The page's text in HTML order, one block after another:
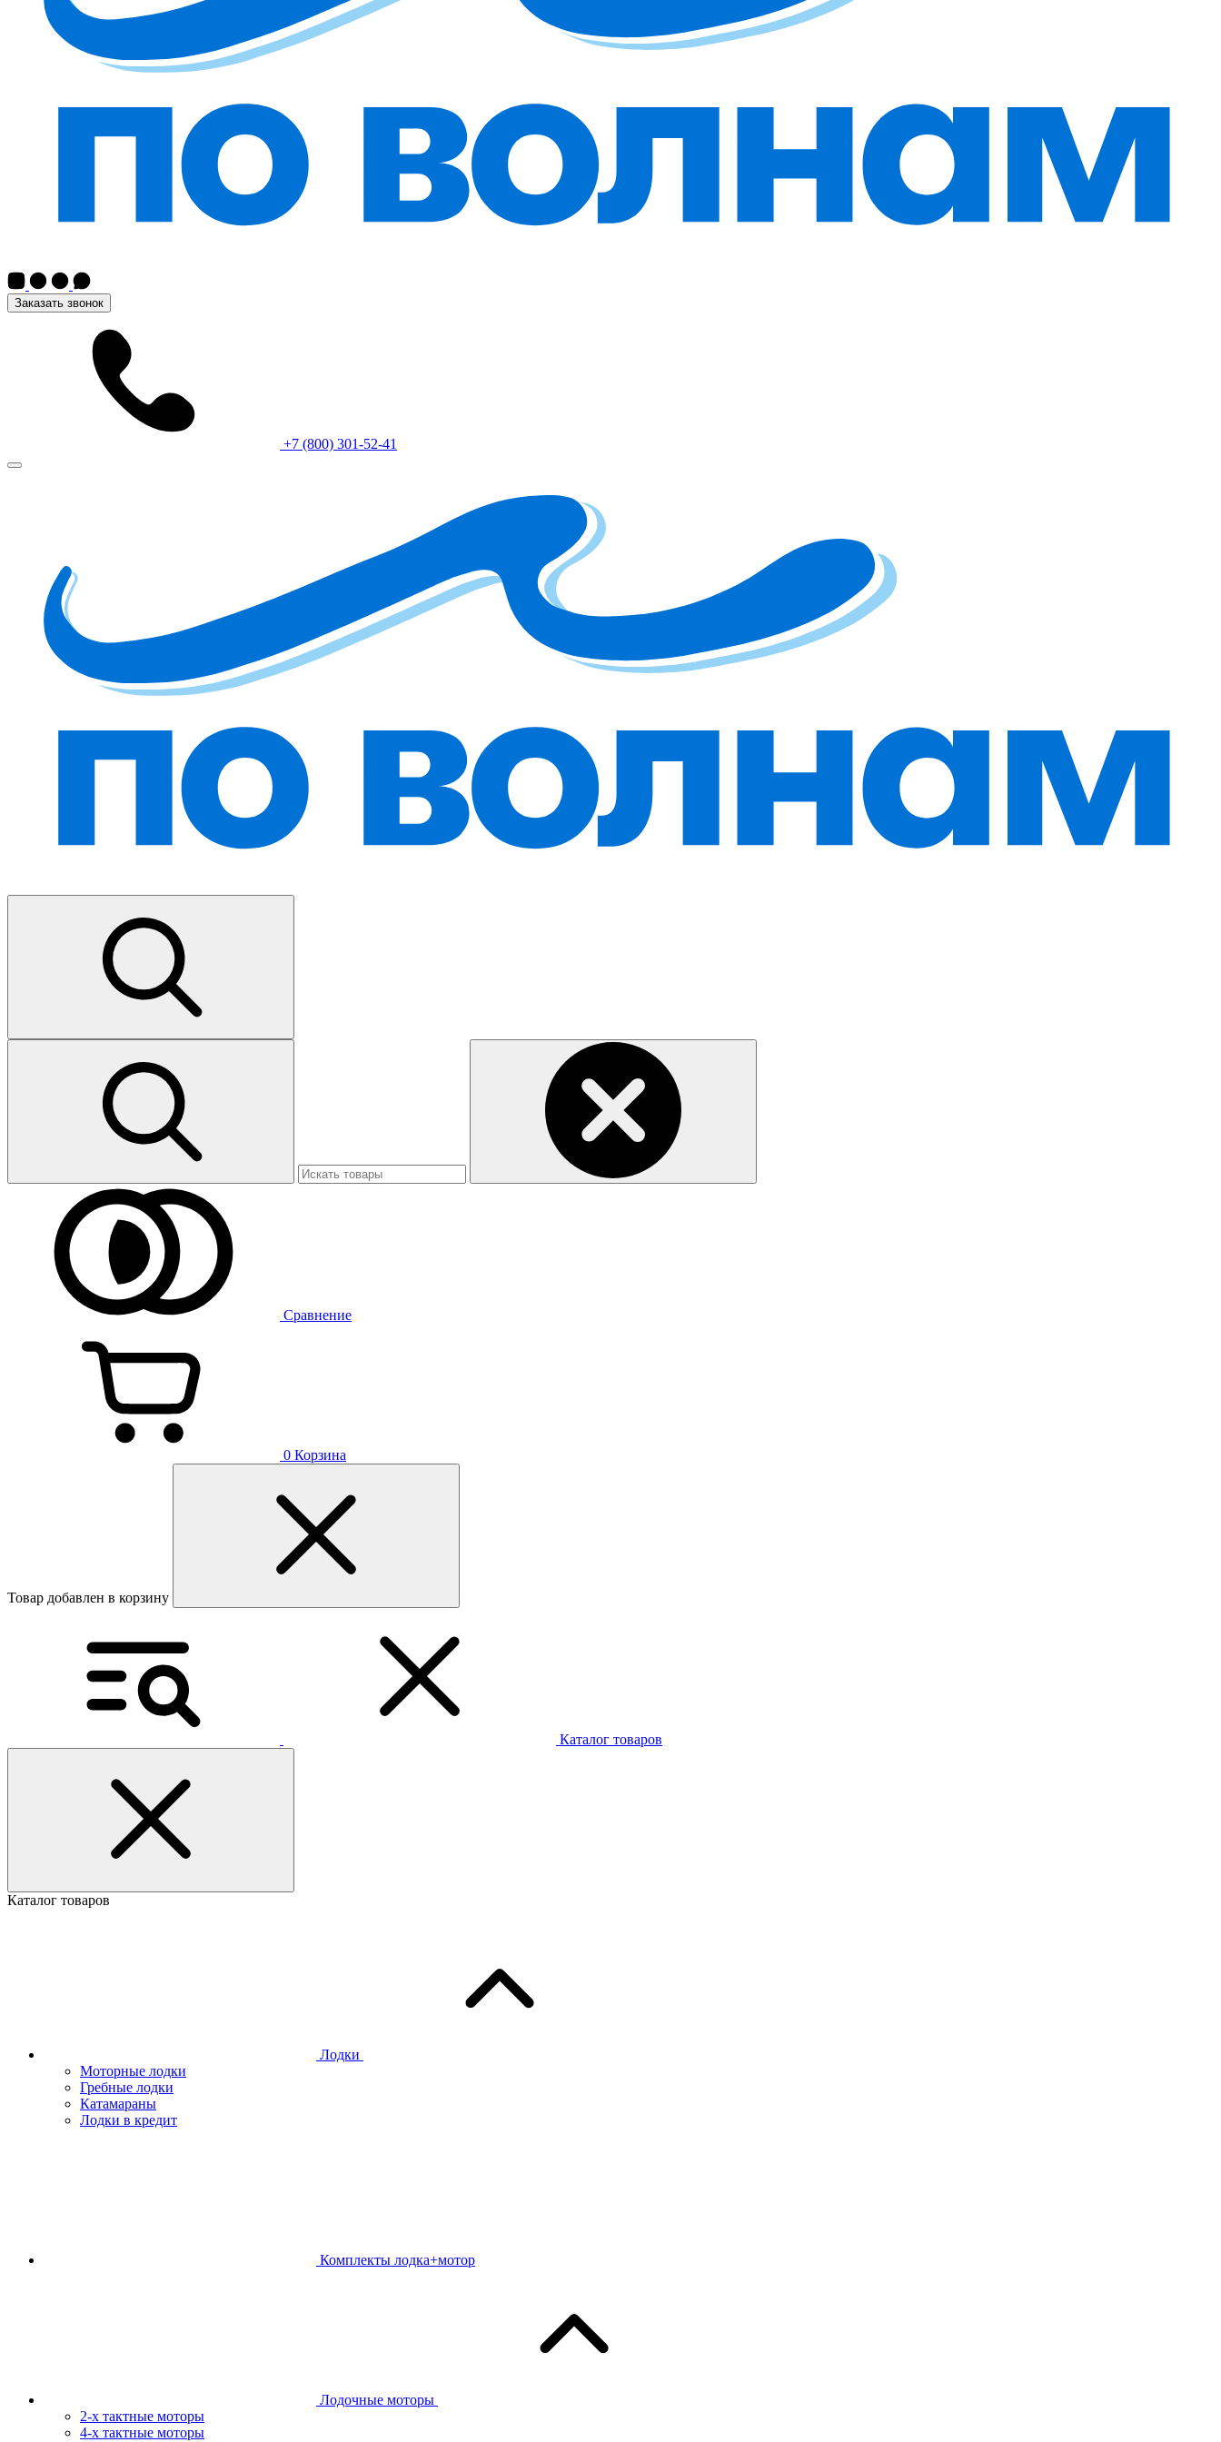
Заказать звонок
+7 (800) 301-52-41
Сравнение
0 Корзина
Товар добавлен в корзину
Каталог товаров
Каталог товаров
Лодки
Моторные лодки
Гребные лодки
Катамараны
Лодки в кредит
Комплекты лодка+мотор
Лодочные моторы
2-х тактные моторы
4-х тактные моторы